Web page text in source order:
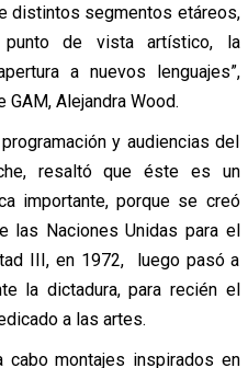
distintos segmentos etáreos,
de vista artístico, la
a nuevos lenguajes”,
Alejandra Wood.
y audiencias del
resaltó que éste es un
importante, porque se creó
las Naciones Unidas para el
III, en 1972, luego pasó a
la dictadura, para recién el
a las artes.
cabo montajes inspirados en